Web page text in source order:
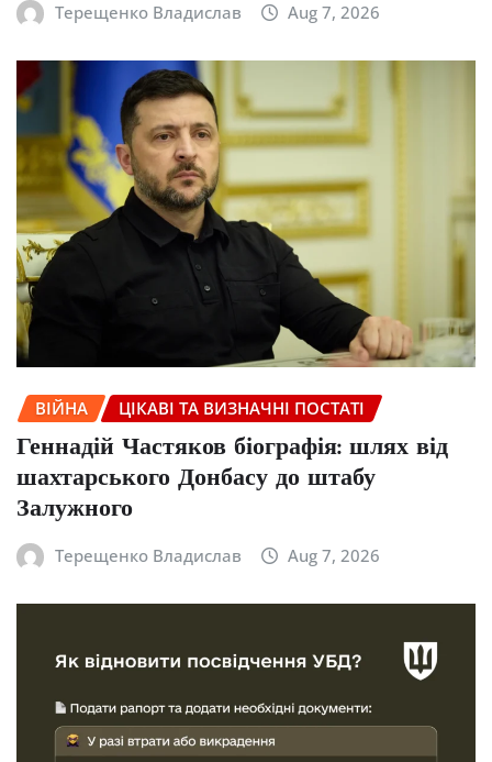
Терещенко Владислав Aug 7, 2026
ВІЙНА ЦІКАВІ ТА ВИЗНАЧНІ ПОСТАТІ
Геннадій Частяков біографія: шлях від
шахтарського Донбасу до штабу
Залужного
Терещенко Владислав Aug 7, 2026